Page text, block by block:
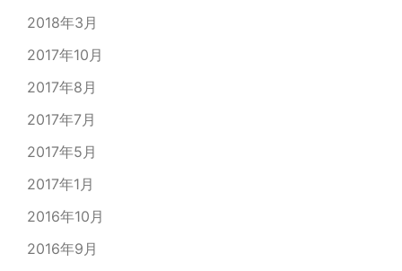
2018年3月
2017年10月
2017年8月
2017年7月
2017年5月
2017年1月
2016年10月
2016年9月